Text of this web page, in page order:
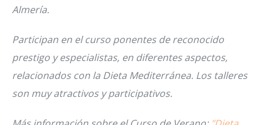
Almería.
Participan en el curso ponentes de reconocido
prestigo y especialistas, en diferentes aspectos,
relacionados con la Dieta Mediterránea. Los talleres
son muy atractivos y participativos.